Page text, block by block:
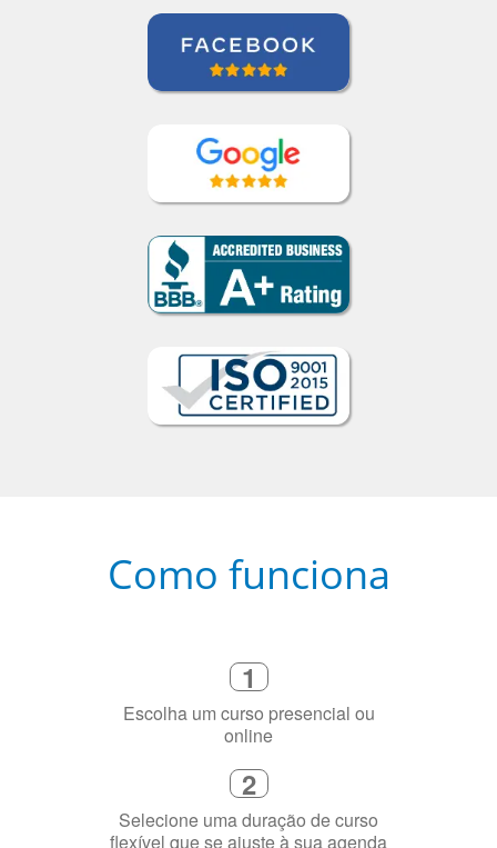
Como funciona
1
Escolha um curso presencial ou
2